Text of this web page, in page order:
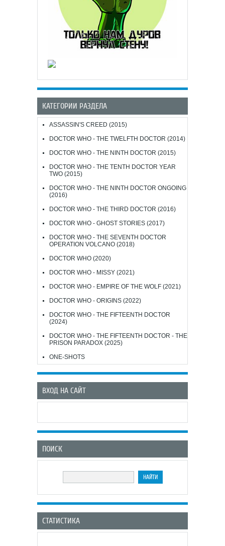
КАТЕГОРИИ РАЗДЕЛА
ASSASSIN'S CREED (2015)
DOCTOR WHO - THE TWELFTH DOCTOR (2014)
DOCTOR WHO - THE NINTH DOCTOR (2015)
DOCTOR WHO - THE TENTH DOCTOR YEAR
TWO (2015)
DOCTOR WHO - THE NINTH DOCTOR ONGOING
(2016)
DOCTOR WHO - THE THIRD DOCTOR (2016)
DOCTOR WHO - GHOST STORIES (2017)
DOCTOR WHO - THE SEVENTH DOCTOR
OPERATION VOLCANO (2018)
DOCTOR WHO (2020)
DOCTOR WHO - MISSY (2021)
DOCTOR WHO - EMPIRE OF THE WOLF (2021)
DOCTOR WHO - ORIGINS (2022)
DOCTOR WHO - THE FIFTEENTH DOCTOR
(2024)
DOCTOR WHO - THE FIFTEENTH DOCTOR - THE
PRISON PARADOX (2025)
ONE-SHOTS
ВХОД НА САЙТ
ПОИСК
СТАТИСТИКА